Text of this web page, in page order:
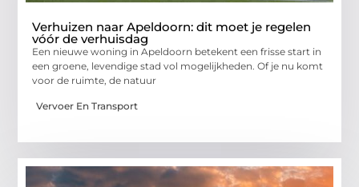
Verhuizen naar Apeldoorn: dit moet je regelen
vóór de verhuisdag
Een nieuwe woning in Apeldoorn betekent een frisse start in
een groene, levendige stad vol mogelijkheden. Of je nu komt
voor de ruimte, de natuur
Vervoer En Transport